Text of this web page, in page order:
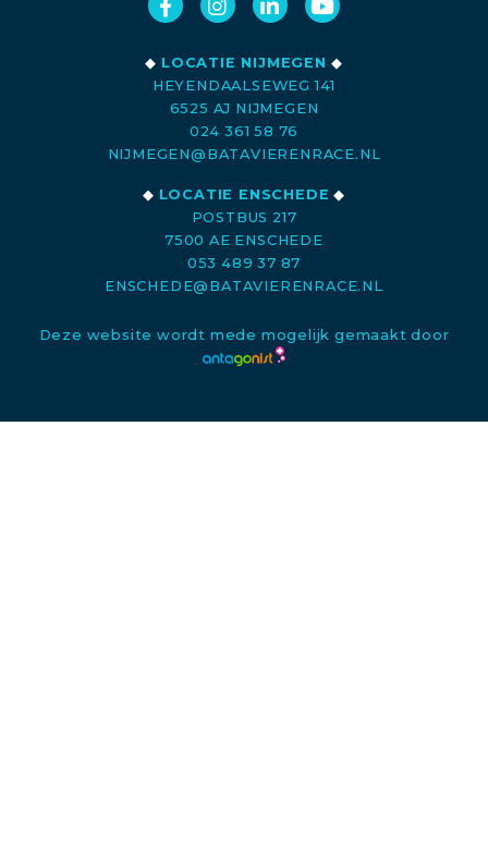
◆ LOCATIE NIJMEGEN ◆
HEYENDAALSEWEG 141
6525 AJ NIJMEGEN
024 361 58 76
NIJMEGEN@BATAVIERENRACE.NL
◆ LOCATIE ENSCHEDE ◆
POSTBUS 217
7500 AE ENSCHEDE
053 489 37 87
ENSCHEDE@BATAVIERENRACE.NL
Deze website wordt mede mogelijk gemaakt door